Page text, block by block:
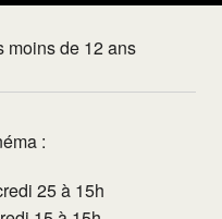
moins de 12 ans
:
25 à 15h